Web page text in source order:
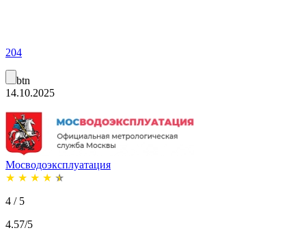
204
btn
14.10.2025
Мосводоэксплуатация
★ ★ ★ ★ ★
4 / 5
4.57/5